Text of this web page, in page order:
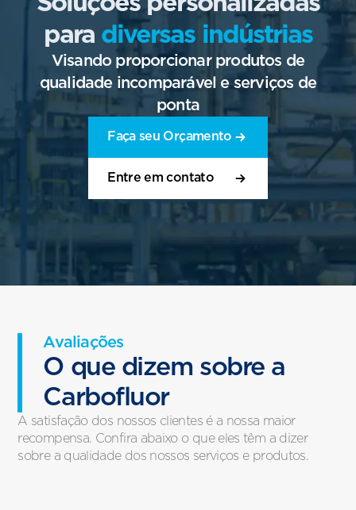
para diversas indústrias
Visando proporcionar produtos de
qualidade incomparável e serviços de
ponta
Faça seu Orçamento
Entre em contato
Avaliações
O que dizem sobre a
Carbofluor
A satisfação dos nossos clientes é a nossa maior
recompensa. Confira abaixo o que eles têm a dizer
sobre a qualidade dos nossos serviços e produtos.